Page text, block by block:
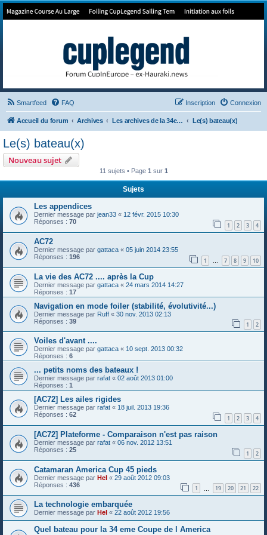
Forum de Cup In Europe
Smartfeed FAQ Connexion
Inscription
Accueil du forum Archives Les archives de la 34e America's Cup Le(s) bateau(x)
Le(s) bateau(x)
Nouveau sujet
11 sujets • Page 1sur 1
Sujets
Les appendices
Dernier message par jean33 « 12 févr. 2015 10:30
Réponses : 70 1 2 3 4
AC72
Dernier message par gattaca « 05 juin 2014 23:55
Réponses : 196 1 … 7 8 9 10
La vie des AC72 .... après la Cup
Dernier message par gattaca « 24 mars 2014 14:27
Réponses : 17
Navigation en mode foiler (stabilité, évolutivité...)
Dernier message par Ruff « 30 nov. 2013 02:13
Réponses : 39 1 2
Voiles d'avant ....
Dernier message par gattaca « 10 sept. 2013 00:32
Réponses : 6
... petits noms des bateaux !
Dernier message par rafat « 02 août 2013 01:00
Réponses : 1
[AC72] Les ailes rigides
Dernier message par rafat « 18 juil. 2013 19:36
Réponses : 62 1 2 3 4
[AC72] Plateforme - Comparaison n'est pas raison
Dernier message par rafat « 06 nov. 2012 13:51
Réponses : 25 1 2
Catamaran America Cup 45 pieds
Dernier message par Hel « 29 août 2012 09:03
Réponses : 436 1 19 20 21 22
La technologie embarquée
Dernier message par Hel « 22 août 2012 19:56
Quel bateau pour la 34 eme Coupe de l America